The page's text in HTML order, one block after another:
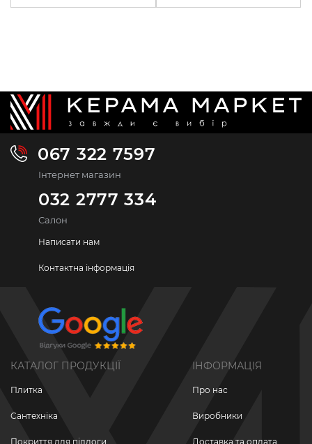
067 322 7597
Інтернет магазин
032 2777 334
Салон
Написати нам
Контактна інформація
КАТАЛОГ ПРОДУКЦІЇ
Плитка
Сантехніка
Покриття для підлоги
ІНФОРМАЦІЯ
Про нас
Виробники
Доставка та оплата